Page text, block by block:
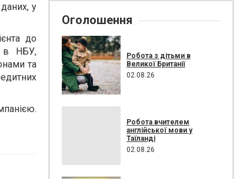
у
до
в НБУ,
та
Оголошення
Робота з дітьми в
Великої Британії
02.08.26
Робота вчителем
англійської мови у
Таїланді
02.08.26